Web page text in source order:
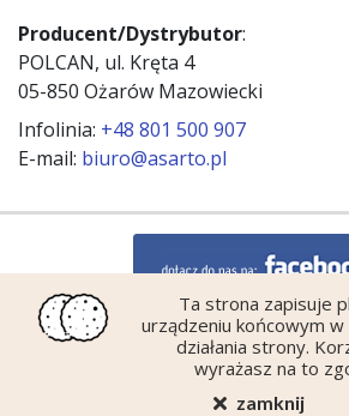
Producent/Dystrybutor:
POLCAN, ul. Kręta 4
05-850 Ożarów Mazowiecki
Infolinia: +48 801 500 907
E-mail: biuro@asarto.pl
Ta strona zapisuje
urządzeniu końcowym w
działania strony.
wyrażasz na to
zamknij